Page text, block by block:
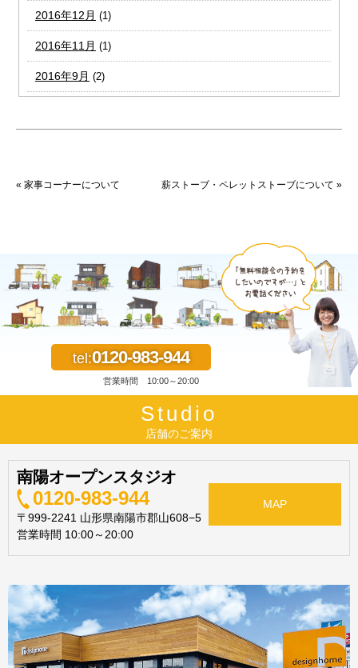
2016年12月 (1)
2016年11月 (1)
2016年9月 (2)
« 家事コーナーについて 薪ストーブ・ペレットストーブについて »
tel:0120-983-944
営業時間 10:00～20:00
Studio
店舗のご案内
南陽オープンスタジオ
0120-983-944
〒999-2241 山形県南陽市郡山608−5
営業時間 10:00～20:00
MAP